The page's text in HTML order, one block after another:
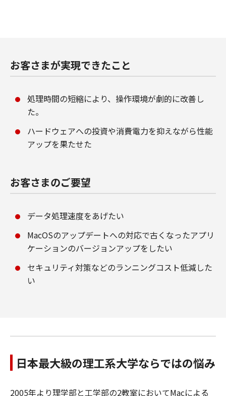
お客さまが実現できたこと
処理時間の短縮により、操作環境が劇的に改善し
た。
ハードウェアへの投資や消費電力を抑えながら性能
アップを果たせた
お客さまのご要望
データ処理速度をあげたい
MacOSのアップデートへの対応で古くなったアプリ
ケーションのバージョンアップをしたい
セキュリティ対策などのランニングコスト低減した
い
日本最大級の理工系大学ならではの悩み
2005年より理学部と工学部の2教室においてMacによる